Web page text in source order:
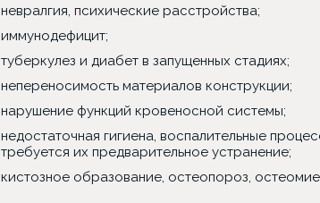
невралгия, психические расстройства;
иммунодефицит;
туберкулез и диабет в запущенных стадиях;
непереносимость материалов конструкции;
нарушение функций кровеносной системы;
недостаточная гигиена, воспалительные
требуется их предварительное устранение;
кистозное образование, остеопороз,